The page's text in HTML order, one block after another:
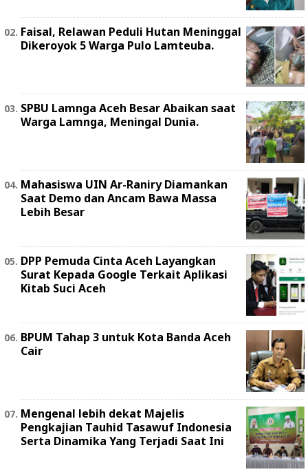
Faisal, Relawan Peduli Hutan Meninggal
Dikeroyok 5 Warga Pulo Lamteuba.
SPBU Lamnga Aceh Besar Abaikan saat
Warga Lamnga, Meningal Dunia.
Mahasiswa UIN Ar-Raniry Diamankan
Saat Demo dan Ancam Bawa Massa
Lebih Besar
DPP Pemuda Cinta Aceh Layangkan
Surat Kepada Google Terkait Aplikasi
Kitab Suci Aceh
BPUM Tahap 3 untuk Kota Banda Aceh
Cair
Mengenal lebih dekat Majelis
Pengkajian Tauhid Tasawuf Indonesia
Serta Dinamika Yang Terjadi Saat Ini